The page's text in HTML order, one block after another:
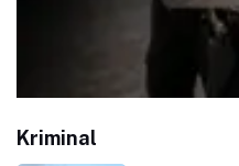
Kriminal